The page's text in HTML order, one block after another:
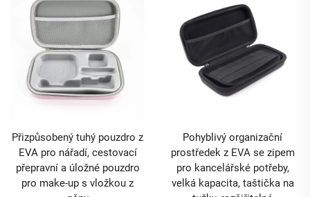
Přizpůsobený tuhý pouzdro z
EVA pro nářadí, cestovací
přepravní a úložné pouzdro
pro make-up s vložkou z
Pohyblivý organizační
prostředek z EVA se zipem
pro kancelářské potřeby,
velká kapacita, taštička na